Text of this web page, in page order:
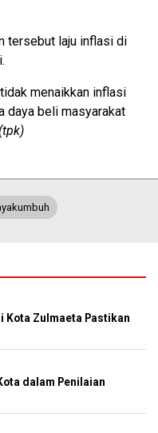
tersebut laju inflasi di
menaikkan inflasi
daya beli masyarakat
(tpk)
Kota Zulmaeta Pastikan
dalam Penilaian